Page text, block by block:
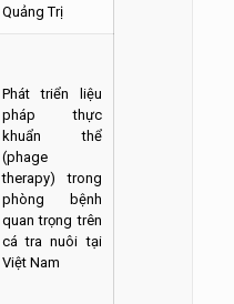
Quảng Trị
Phát triển liệu
pháp thực
khuẩn thể
(phage
therapy) trong
phòng bệnh
quan trọng trên
cá tra nuôi tại
Việt Nam